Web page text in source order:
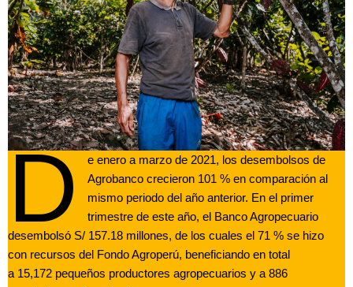
D
e enero a marzo de 2021, los desembolsos de
Agrobanco crecieron 101 % en comparación al
mismo periodo del año anterior. En el primer
trimestre de este año, el Banco Agropecuario
desembolsó S/ 157.18 millones, de los cuales el 71 % se hizo
con recursos del Fondo Agroperú, beneficiando en total
a 15,172 pequeños productores agropecuarios y a 886